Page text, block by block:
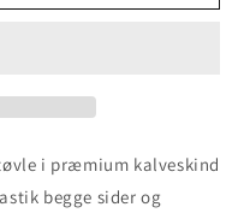
i præmium kalveskind
begge sider og